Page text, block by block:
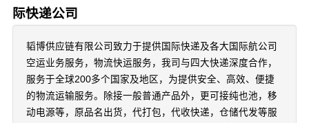
际快递公司
韬博供应链有限公司致力于提供国际快递及各大国际航公司
空运业务服务，物流快运服务，我司与四大快递深度合作，
服务于全球200多个国家及地区，为提供安全、高效、便捷
的物流运输服务。除接一般普通产品外，更可接纯也池，移
动电源等，原品名出货，代打包，代收快递，仓储代发等服